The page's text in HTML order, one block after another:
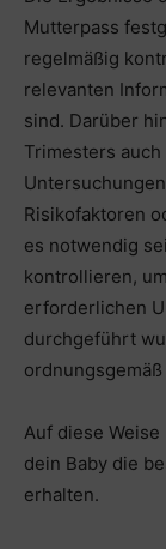
Mutterpass
regelmäßig
relevanten
sind. Darüber
Trimesters
Risikofaktoren
es notwendig
kontrollieren,
erforderlichen
durchgeführt
Auf diese
dein Baby die
erhalten.